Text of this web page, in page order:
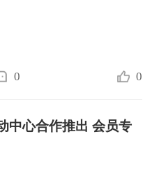
0 0
中心合作推出 会员专